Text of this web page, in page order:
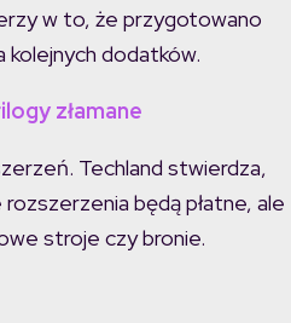
w to, że przygotowano
kolejnych dodatków.
złamane
Techland stwierdza,
będą płatne, ale
stroje czy bronie.